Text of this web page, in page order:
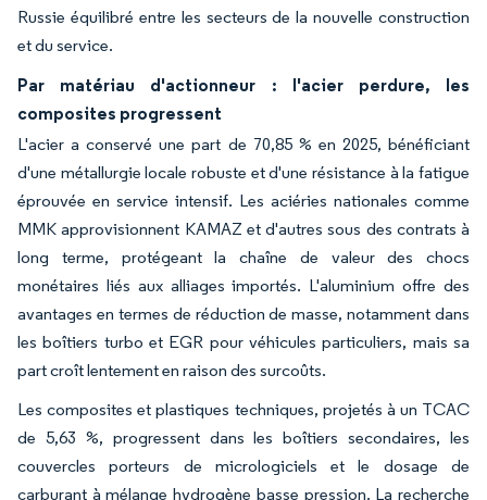
Russie équilibré entre les secteurs de la nouvelle construction
et du service.
Par matériau d'actionneur : l'acier perdure, les
composites progressent
L'acier a conservé une part de 70,85 % en 2025, bénéficiant
d'une métallurgie locale robuste et d'une résistance à la fatigue
éprouvée en service intensif. Les aciéries nationales comme
MMK approvisionnent KAMAZ et d'autres sous des contrats à
long terme, protégeant la chaîne de valeur des chocs
monétaires liés aux alliages importés. L'aluminium offre des
avantages en termes de réduction de masse, notamment dans
les boîtiers turbo et EGR pour véhicules particuliers, mais sa
part croît lentement en raison des surcoûts.
Les composites et plastiques techniques, projetés à un TCAC
de 5,63 %, progressent dans les boîtiers secondaires, les
couvercles porteurs de micrologiciels et le dosage de
carburant à mélange hydrogène basse pression. La recherche